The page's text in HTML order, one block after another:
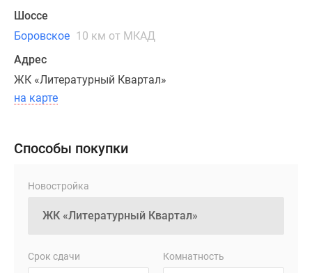
около
получаса.
В
«Литературном
квартале»
дома
Шоссе
Боровское 10 км от МКАД
Адрес
ЖК «Литературный Квартал»
на карте
Способы покупки
Новостройка
Срок сдачи Комнатность